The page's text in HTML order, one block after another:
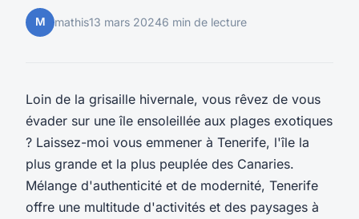
M mathis13 mars 20246 min de lecture
Loin de la grisaille hivernale, vous rêvez de vous
évader sur une île ensoleillée aux plages exotiques
? Laissez-moi vous emmener à Tenerife, l'île la
plus grande et la plus peuplée des Canaries.
Mélange d'authenticité et de modernité, Tenerife
offre une multitude d'activités et des paysages à